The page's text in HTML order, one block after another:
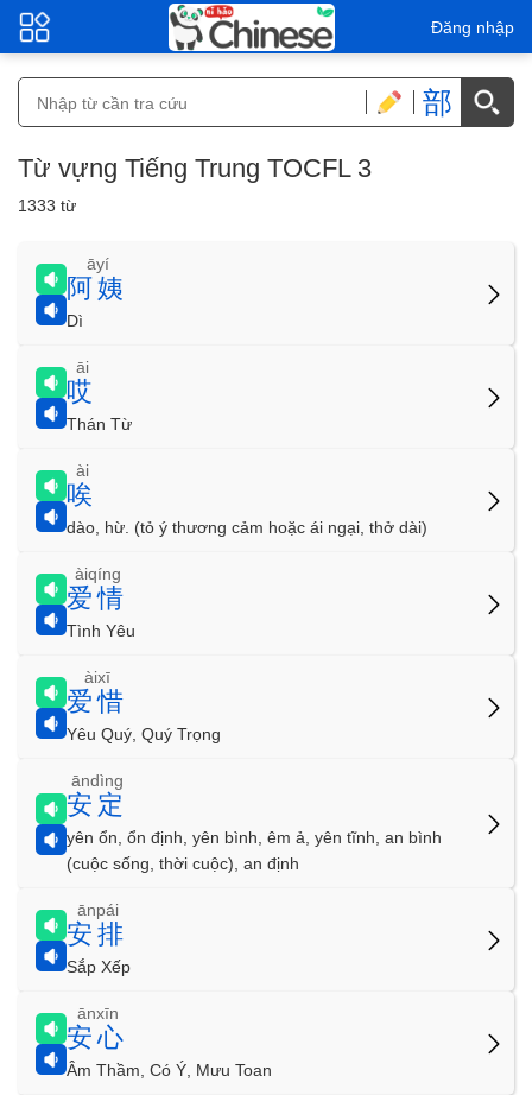
Đăng nhập
部
Từ vựng Tiếng Trung TOCFL 3
1333 từ
阿姨
āyí
Dì
哎
āi
Thán Từ
唉
ài
dào, hừ. (tỏ ý thương cảm hoặc ái ngại, thở dài)
爱情
àiqíng
Tình Yêu
爱惜
àixī
Yêu Quý, Quý Trọng
安定
āndìng
yên ổn, ổn định, yên bình, êm ả, yên tĩnh, an bình
(cuộc sống, thời cuộc), an định
安排
ānpái
Sắp Xếp
安心
ānxīn
Âm Thầm, Có Ý, Mưu Toan